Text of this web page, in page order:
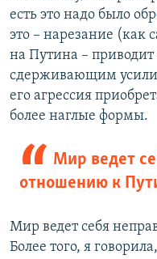
есть это надо было
это – нарезание (как
на Путина –
сдерживающим
его агрессия
более наглые формы.
Мир ведет
отношению к
Мир ведет себя
Более того, я